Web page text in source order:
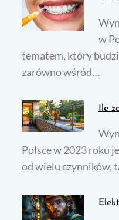
w
tematem, który
zarówno wśród…
Ile
Polsce w 2023 roku
od wielu czynników,